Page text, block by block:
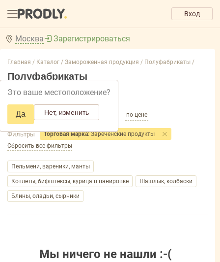
Вход
Москва
Это ваше местоположение?
Да Нет, изменить
Зарегистрироваться
Главная / Каталог / Замороженная продукция / Полуфабрикаты /
Полуфабрикаты
Добавить фильтр товаров
по популярности по названию по цене
Фильтры Торговая марка: Зареченские продукты
Сбросить все фильтры
Пельмени, вареники, манты
Котлеты, бифштексы, курица в панировке Шашлык, колбаски
Блины, оладьи, сырники
Мы ничего не нашли :-(